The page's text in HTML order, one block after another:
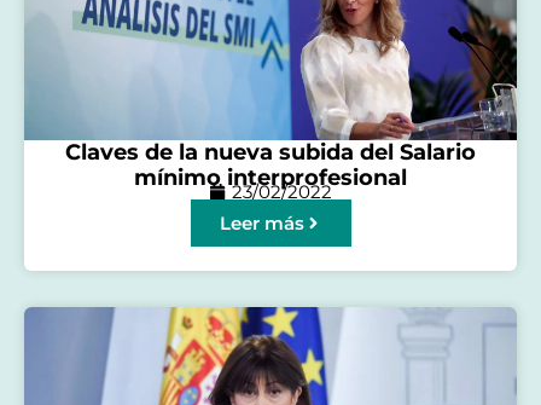
Claves de la nueva subida del Salario
mínimo interprofesional
23/02/2022
Leer más